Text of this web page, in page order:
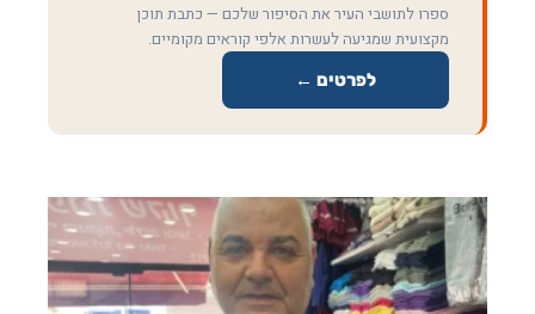
ספרו לתושבי העיר את הסיפור שלכם — כתבת תוכן
מקצועית שמגיעה לעשרות אלפי קוראים מקומיים.
לפרטים ←